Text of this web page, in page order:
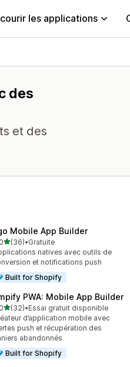
les applications
des
et des
Mobile App Builder
étoile(s) sur 5
(36)
avis au total
•Gratuite
natives avec outils de
et notifications push
Built for Shopify
PWA: Mobile App Builder
étoile(s) sur 5
(32)
avis au total
•Essai gratuit disponible
d’application mobile avec
push et récupération des
abandonnés
Built for Shopify